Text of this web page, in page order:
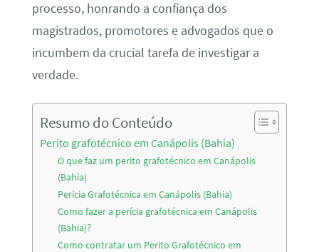
processo, honrando a confiança dos
magistrados, promotores e advogados que o
incumbem da crucial tarefa de investigar a
verdade.
Resumo do Conteúdo
Perito grafotécnico em Canápolis (Bahia)
O que faz um perito grafotécnico em Canápolis
(Bahia)
Perícia Grafotécnica em Canápolis (Bahia)
Como fazer a perícia grafotécnica em Canápolis
(Bahia)?
Como contratar um Perito Grafotécnico em